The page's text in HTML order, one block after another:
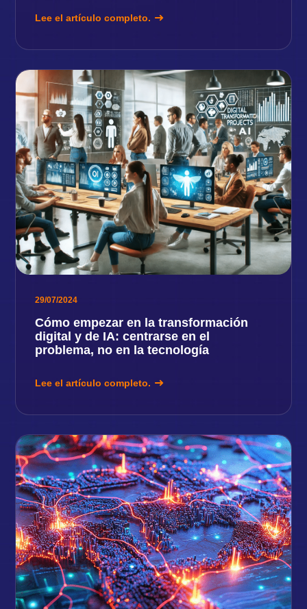
Lee el artículo completo.
29/07/2024
Cómo empezar en la transformación
digital y de IA: centrarse en el
problema, no en la tecnología
Lee el artículo completo.